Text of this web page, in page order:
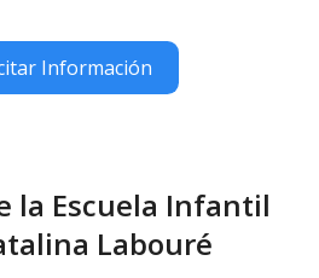
Información
la Escuela Infantil
Labouré